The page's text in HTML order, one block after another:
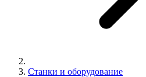
Станки и оборудование